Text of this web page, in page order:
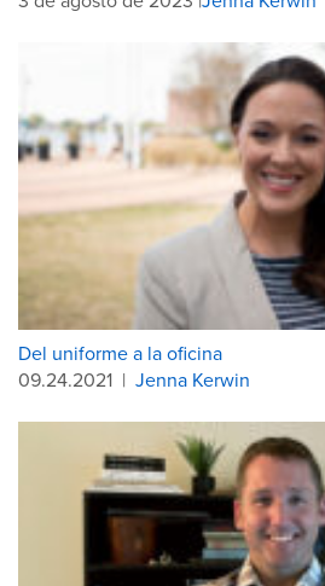
Del uniforme a la oficina
09.24.2021 | Jenna Kerwin